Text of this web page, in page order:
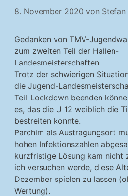
8. November 2020 von Stefan
Gedanken von TMV-
zum zweiten Teil der Hallen-
Landesmeisterschaften:
Trotz der schwierigen
die Jugend-
Teil-Lockdown beenden
es, das die U 12 weiblich die
bestreiten konnte.
Parchim als Austragungsort
hohen Infektionszahlen
kurzfristige Lösung kam nicht
ich versuchen werde, diese
Dezember spielen zu lassen
Wertung).